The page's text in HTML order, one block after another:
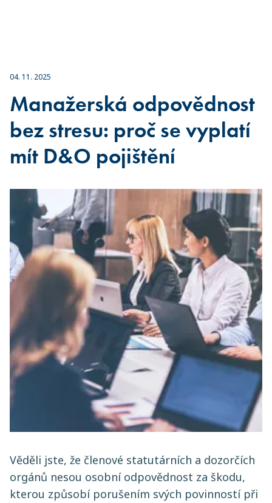
04. 11. 2025
Manažerská odpovědnost
bez stresu: proč se vyplatí
mít D&O pojištění
Věděli jste, že členové statutárních a dozorčích
orgánů nesou osobní odpovědnost za škodu,
kterou způsobí porušením svých povinností při